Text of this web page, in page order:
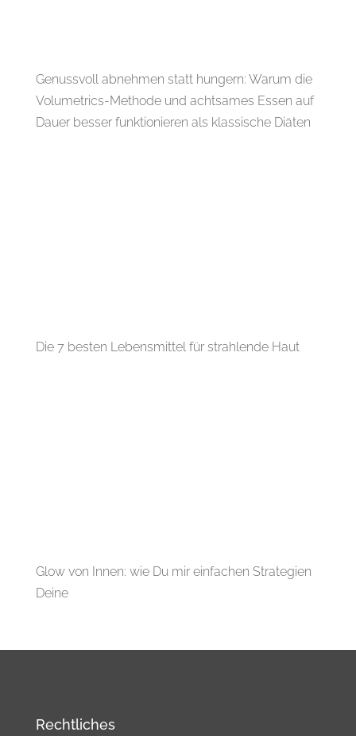
Genussvoll abnehmen statt hungern: Warum die
Volumetrics-Methode und achtsames Essen auf
Dauer besser funktionieren als klassische Diäten
Die 7 besten Lebensmittel für strahlende Haut
Glow von Innen: wie Du mir einfachen Strategien
Deine
Rechtliches